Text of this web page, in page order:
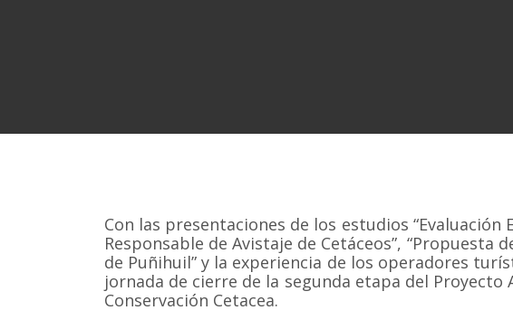
Con las presentaciones de los estudios “Evaluación
Responsable de Avistaje de Cetáceos”,
de Puñihuil” y la experiencia de los operadores
jornada de cierre de la segunda etapa del Proyecto
Conservación Cetacea.